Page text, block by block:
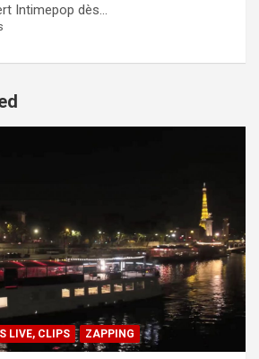
Intimepop dès...
LIVE, CLIPS ZAPPING